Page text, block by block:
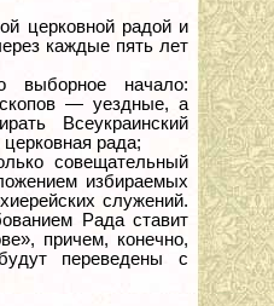
церковной радой и
каждые пять лет
выборное начало:
— уездные, а
Всеукраинский
рада;
совещательный
избираемых
служений.
Рада ставит
причем, конечно,
переведены с